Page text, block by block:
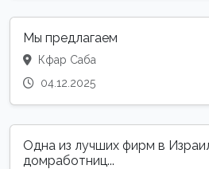
Мы предлагаем
Кфар Саба
04.12.2025
Одна из лучших фирм в
домработниц...